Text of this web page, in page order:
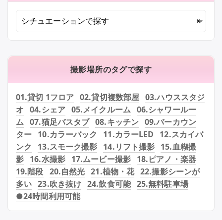
×
シチュエーションで探す
撮影場所のタグで探す
01.貸切 1フロア 02.貸切複数部屋 03.ハウススタジ
オ
04.シェア 05.メイクルーム 06.シャワールー
ム 07.猫足バスタブ 08.キッチン 09.バーカウン
ター 10.カラーバック 11.カラーLED
12.スカイバ
ンク
13.スモーク撮影 14.リフト撮影 15.血糊撮
影 16.水撮影 17.ムービー撮影 18.ピアノ・楽器
19.階段 20.自然光 21.植物・花 22.撮影シーンが
多い 23.吹き抜け 24.飲食可能 25.無料駐車場
●24時間利用可能